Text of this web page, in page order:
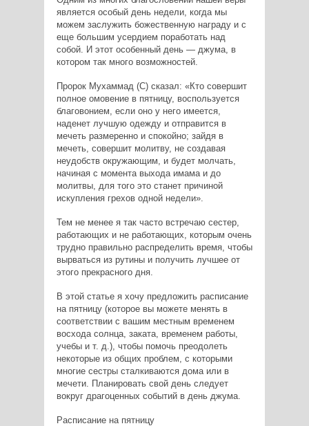
является особый день недели, когда мы
можем заслужить божественную награду и с
еще большим усердием поработать над
собой. И этот особенный день — джума, в
котором так много возможностей.
Пророк Мухаммад (С) сказал: «Кто совершит
полное омовение в пятницу, воспользуется
благовонием, если оно у него имеется,
наденет лучшую одежду и отправится в
мечеть размеренно и спокойно; зайдя в
мечеть, совершит молитву, не создавая
неудобств окружающим, и будет молчать,
начиная с момента выхода имама и до
молитвы, для того это станет причиной
искупления грехов одной недели».
Тем не менее я так часто встречаю сестер,
работающих и не работающих, которым очень
трудно правильно распределить время, чтобы
вырваться из рутины и получить лучшее от
этого прекрасного дня.
В этой статье я хочу предложить расписание
на пятницу (которое вы можете менять в
соответствии с вашим местным временем
восхода солнца, заката, временем работы,
учебы и т. д.), чтобы помочь преодолеть
некоторые из общих проблем, с которыми
многие сестры сталкиваются дома или в
мечети. Планировать свой день следует
вокруг драгоценных событий в день джума.
Расписание на пятницу